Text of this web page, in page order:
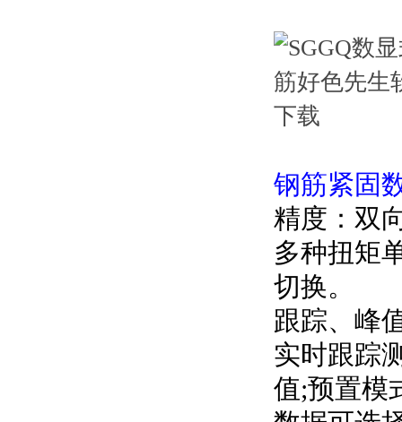
钢筋紧固
精度：双
多种扭
切换。
跟踪、
实时跟踪
值;预置模